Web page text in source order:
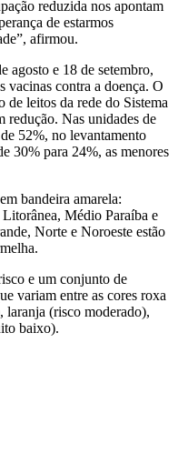
reduzida nos apontam
de estarmos
afirmou.
agosto e 18 de setembro,
vacinas contra a doença. O
de leitos da rede do Sistema
redução. Nas unidades de
52%, no levantamento
30% para 24%, as menores
bandeira amarela:
Médio Paraíba e
Norte e Noroeste estão
e um conjunto de
variam entre as cores roxa
(risco moderado),
baixo).